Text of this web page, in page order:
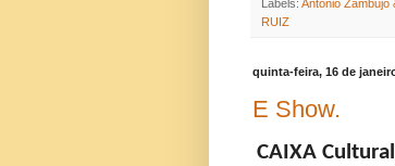
Labels: António Zambujo
RUIZ
quinta-feira, 16 de
E Show.
CAIXA